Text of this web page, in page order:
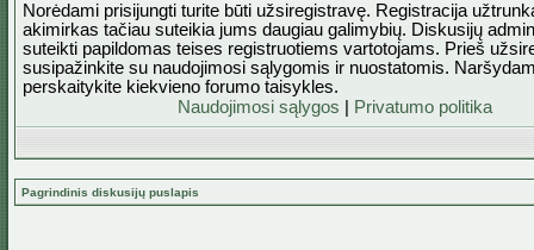
Norėdami prisijungti turite būti užsiregistravę. Registracija
akimirkas tačiau suteikia jums daugiau galimybių. Diskusijų
suteikti papildomas teises registruotiems vartotojams. Prieš
susipažinkite su naudojimosi sąlygomis ir nuostatomis.
perskaitykite kiekvieno forumo taisykles.
Naudojimosi sąlygos
Privatumo politika
Pagrindinis diskusijų puslapis